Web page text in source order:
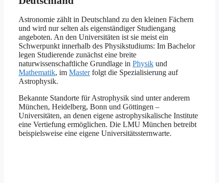
Astronomie zählt in Deutschland zu den kleinen Fächern
und wird nur selten als eigenständiger Studiengang
angeboten. An den Universitäten ist sie meist ein
Schwerpunkt innerhalb des Physikstudiums: Im Bachelor
legen Studierende zunächst eine breite
naturwissenschaftliche Grundlage in Physik und
Mathematik, im Masterfolgt die Spezialisierung auf
Astrophysik.
Bekannte Standorte für Astrophysik sind unter anderem
München, Heidelberg, Bonn und Göttingen –
Universitäten, an denen eigene astrophysikalische Institute
eine Vertiefung ermöglichen. Die LMU München betreibt
beispielsweise eine eigene Universitätssternwarte.